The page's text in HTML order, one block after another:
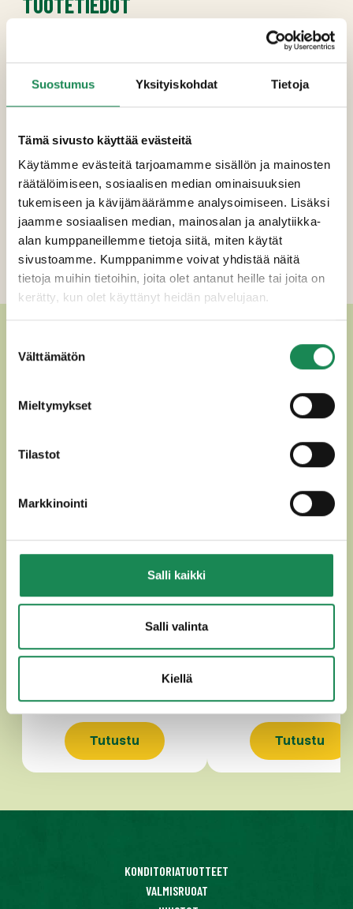
Suostumus Yksityiskohdat Tietoja
Tämä sivusto käyttää evästeitä
Käytämme evästeitä tarjoamamme sisällön ja mainosten
räätälöimiseen, sosiaalisen median ominaisuuksien
tukemiseen ja kävijämäärämme analysoimiseen. Lisäksi
jaamme sosiaalisen median, mainosalan ja analytiikka-
alan kumppaneillemme tietoja siitä, miten käytät
sivustoamme. Kumppanimme voivat yhdistää näitä
tietoja muihin tietoihin, joita olet antanut heille tai joita on
kerätty, kun olet käyttänyt heidän palvelujaan.
valinta
Välttämätön
Mieltymykset
Tilastot
Markkinointi
Salli kaikki
Salli valinta
Kiellä
eläinper. juoksete, väri E160a), vesi, VOI,
emulgointisuolat (E339, E452), suola,
Pakkauskoot
Erikoisruokavaliot
Ravintosisältö
Lisätiedot
MUUT HERKULLISET SULATE-
CHILISAVUSULATEJUUSTO
Tutustu Tutustu
KONDITORIATUOTTEET
VALMISRUOAT